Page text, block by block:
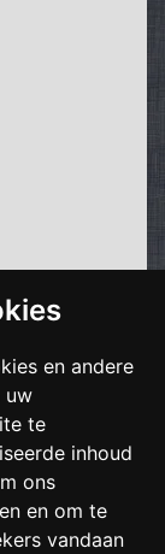
en andere
uw
te
inhoud
ons
en om te
vandaan